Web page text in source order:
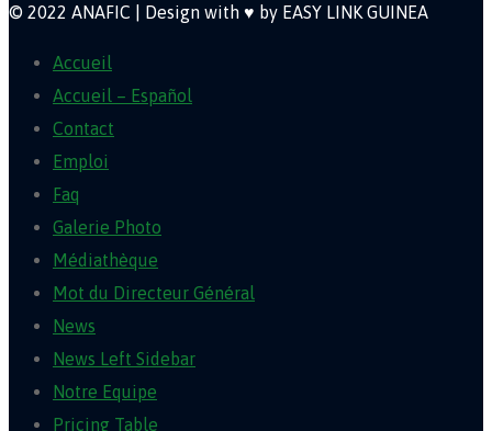
© 2022 ANAFIC | Design with ♥ by EASY LINK GUINEA
Accueil
Accueil – Español
Contact
Emploi
Faq
Galerie Photo
Médiathèque
Mot du Directeur Général
News
News Left Sidebar
Notre Equipe
Pricing Table